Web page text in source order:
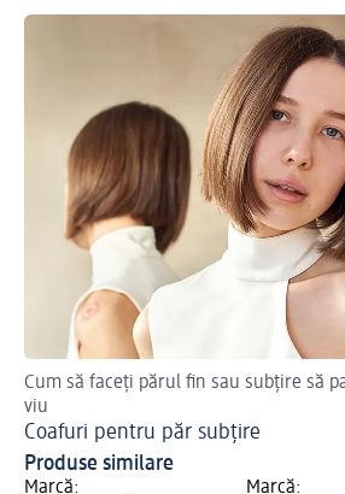
Cum să faceți părul fin sau subțire să
viu
Coafuri pentru păr subțire
Produse similare
Marcă:
Marcă: